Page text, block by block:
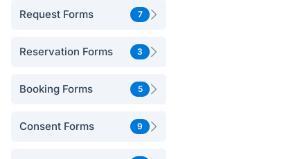
Request Forms 7
Reservation Forms 3
Booking Forms 5
Consent Forms 9